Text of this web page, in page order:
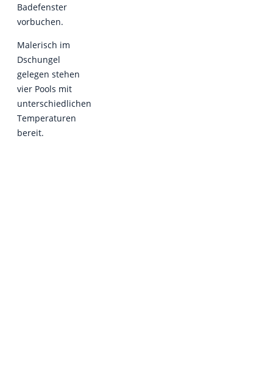
Badefenster
vorbuchen.
Malerisch im
Dschungel
gelegen stehen
vier Pools mit
unterschiedlichen
Temperaturen
bereit.